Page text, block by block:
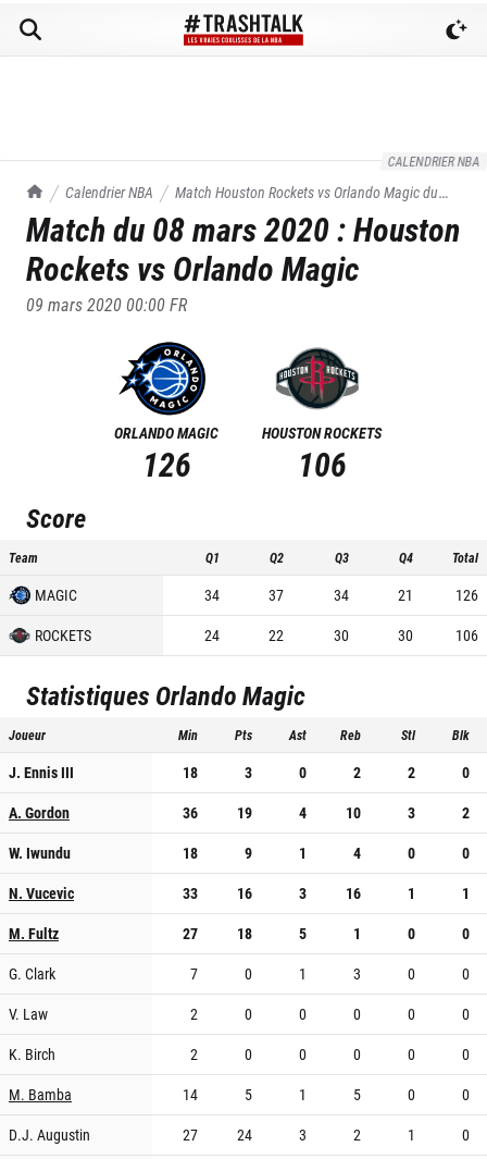
CALENDRIER NBA
TrashTalk Actu NBA
Calendrier NBA Match Houston Rockets vsOrlando Magicdu
08/03/2020
Match du 08 mars 2020:Houston
Rockets vs Orlando Magic
09 mars 2020 00:00FR
ORLANDO MAGIC
126
HOUSTON ROCKETS
106
Score
Team Q1 Q2 Q3 Q4 Total
MAGIC 34 37 34 21
126
ROCKETS
24 22 30 30 106
Statistiques Orlando Magic
Joueur Min Pts Ast Reb Stl Blk
J. Ennis III 18 3 0 2 2
0
A. Gordon
36 19 4 10 3
2
W. Iwundu
18 9 1 4 0
0
N. Vucevic
33 16 3 16 1
1
M. Fultz
27 18 5 1 0
0
G. Clark
7 0 1 3 0
0
V. Law
2 0 0 0 0
0
K. Birch
2 0 0 0 0
0
M. Bamba
14 5 1 5 0
0
D.J. Augustin
27 24 3 2 1
0